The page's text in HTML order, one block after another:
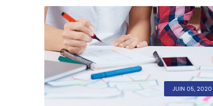
JUIN 05, 2020